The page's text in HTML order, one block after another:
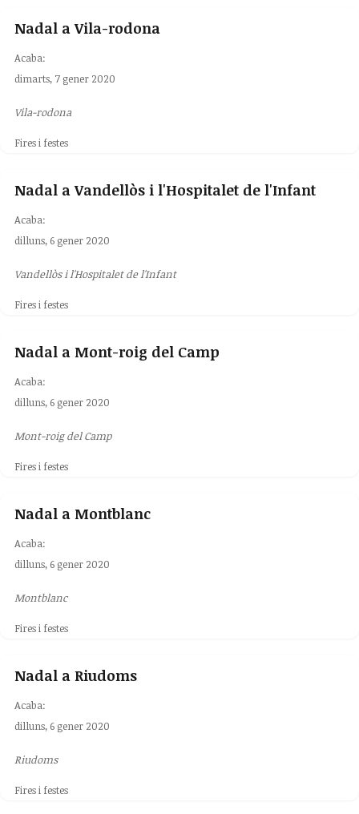
Nadal a Vila-rodona
Acaba:
dimarts, 7 gener 2020
Vila-rodona
Fires i festes
Nadal a Vandellòs i l'Hospitalet de l'Infant
Acaba:
dilluns, 6 gener 2020
Vandellòs i l'Hospitalet de l'Infant
Fires i festes
Nadal a Mont-roig del Camp
Acaba:
dilluns, 6 gener 2020
Mont-roig del Camp
Fires i festes
Nadal a Montblanc
Acaba:
dilluns, 6 gener 2020
Montblanc
Fires i festes
Nadal a Riudoms
Acaba:
dilluns, 6 gener 2020
Riudoms
Fires i festes